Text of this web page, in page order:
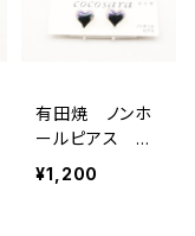
有田焼 ノンホ
ールピアス ハ
ート3
¥1,200